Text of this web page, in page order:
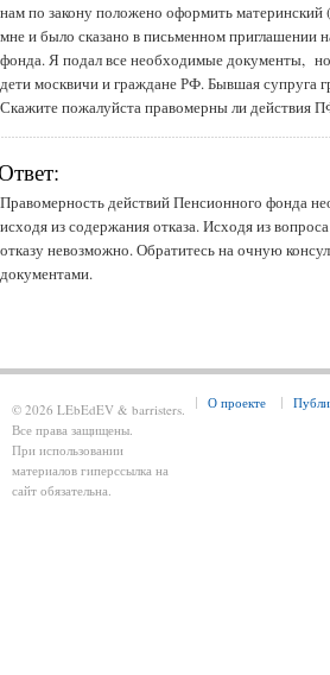
нам по закону положено оформить материнский
мне и было сказано в письменном приглашении
фонда. Я подал все необходимые документы,
дети москвичи и граждане РФ. Бывшая супруга
Скажите пожалуйста правомерны ли действия
Правомерность действий Пенсионного фонда
исходя из содержания отказа. Исходя из
отказу невозможно. Обратитесь на очную
документами.
О проекте
© 2026 LEbEdEV & barristers.
Все права защищены.
При использовании
материалов гиперссылка на
сайт обязательна.